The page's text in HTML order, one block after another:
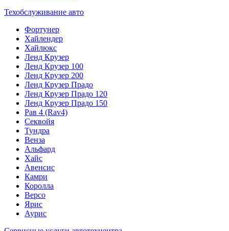
Техобслуживание авто
Фортунер
Хайлендер
Хайлюкс
Ленд Крузер
Ленд Крузер 100
Ленд Крузер 200
Ленд Крузер Прадо
Ленд Крузер Прадо 120
Ленд Крузер Прадо 150
Рав 4 (Rav4)
Секвойя
Тундра
Венза
Альфард
Хайс
Авенсис
Камри
Королла
Версо
Ярис
Аурис